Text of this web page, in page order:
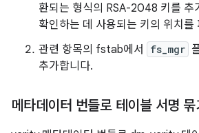
환되는 형식의 RSA-2048 키를 추
확인하는 데 사용되는 키의 위치를
관련 항목의 fstab에서
fs_mgr
추가합니다.
메타데이터 번들로 테이블 서명 묶